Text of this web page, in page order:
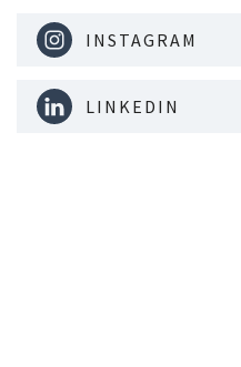
INSTAGRAM
LINKEDIN